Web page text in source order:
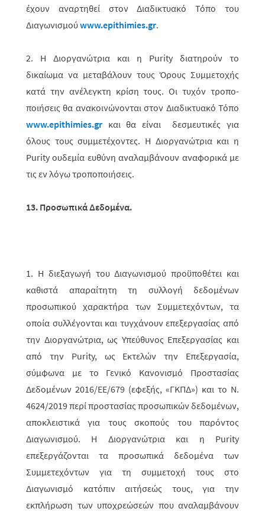
έχουν αναρτηθεί στον Διαδικτυακό Τόπο του
Διαγωνισμούwww.epithimies.gr.
2. Η Διοργανώτρια και η Purity διατηρούν το
δικαίωμα να μεταβάλουν τους Όρους Συμ­με­το­χής
κατά την ανέλεγκτη κρίση τους. Οι τυχόν τροπο­
ποιήσεις θα ανακοινώ­νο­νται στον Διαδικτυακό Τόπο
www.epithimies.gr και θα είναι δεσμευτικές για
όλους τους συμμετέχοντες. Η Διοργανώτρια και η
Purity ουδεμία ευθύνη αναλαμβάνουν αναφορικά με
τις εν λόγω τροποποιήσεις.
13. Προσωπικά Δεδομένα.
1. Η διεξαγωγή του Διαγωνισμού προϋποθέτει και
καθιστά απαραίτητη τη συλλογή δεδομένων
προσωπικού χαρακτήρα των Συμμετεχόντων, τα
οποία συλλέγονται και τυγχάνουν επεξεργασίας από
την Διοργανώτρια, ως Υπεύθυνος Επεξεργασίας και
από την Purity, ως Εκτελών την Επεξεργασία,
σύμφωνα με το Γενικό Κανονισμό Προστασίας
Δεδομένων 2016/ΕΕ/679 (εφεξής, «ΓΚΠΔ») και το Ν.
4624/2019 περί προστασίας προσωπικών δεδομένων,
αποκλειστικά για τους σκοπούς του παρόντος
Διαγωνισμού. Η Διοργανώτρια και η Purity
επεξεργάζονται τα προσωπικά δεδομένα των
Συμμετεχόντων για τη συμμετοχή τους στο
Διαγωνισμό κατόπιν αιτήσεώς τους, για την
εκπλήρωση των υποχρεώσεών που αναλαμβάνουν